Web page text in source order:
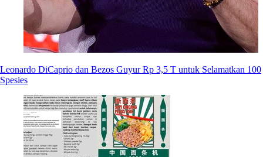
Leonardo DiCaprio dan Bezos Guyur Rp 3,5 T untuk Selamatkan 100
Spesies